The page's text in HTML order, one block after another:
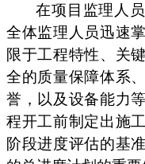
在项目监理人
全体监理人员迅速
限于工程特性、关
全的质量保障体系
誉，以及设备能力
程开工前制定出施
阶段进度评估的基